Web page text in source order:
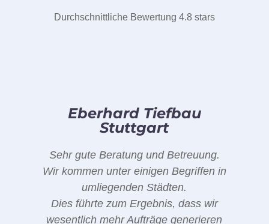
Durchschnittliche Bewertung 4.8 stars
Eberhard Tiefbau
Stuttgart
Sehr gute Beratung und Betreuung.
Wir kommen unter einigen Begriffen in
umliegenden Städten.
Dies führte zum Ergebnis, dass wir
wesentlich mehr Aufträge generieren